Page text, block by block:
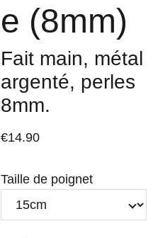
e (8mm)
Fait main, métal
argenté, perles
8mm.
€14.90
Taille de poignet